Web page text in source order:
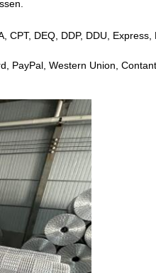
CPT, DEQ, DDP, DDU, Express,
PayPal, Western Union,